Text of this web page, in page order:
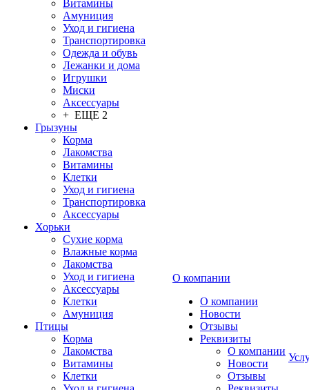
Витамины
Амуниция
Уход и гигиена
Транспортировка
Одежда и обувь
Лежанки и дома
Игрушки
Миски
Аксессуары
+ ЕЩЕ 2
Грызуны
Корма
Лакомства
Витамины
Клетки
Уход и гигиена
Транспортировка
Аксессуары
Хорьки
Сухие корма
Влажные корма
Лакомства
Уход и гигиена
Аксессуары
Клетки
Амуниция
Птицы
Корма
Лакомства
Витамины
Клетки
О компании
О компании
Новости
Отзывы
Реквизиты
О компании
Новости
Отзывы